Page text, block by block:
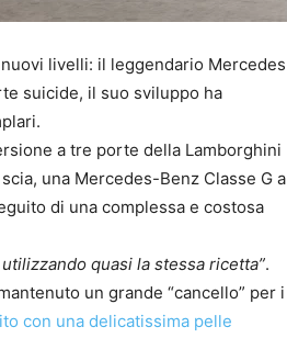
livelli: il leggendario Mercedes
suicide, il suo sviluppo ha
a tre porte della Lamborghini
una Mercedes-Benz Classe G a
di una complessa e costosa
quasi la stessa ricetta”.
un grande “cancello” per i
con una delicatissima pelle